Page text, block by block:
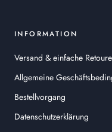
INFORMATION
Versand & einfache
Allgemeine
Bestellvorgang
Datenschutzerklärung